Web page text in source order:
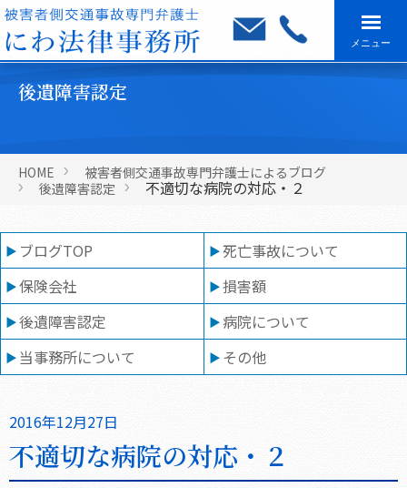
メニュー
後遺障害認定
HOME
被害者側交通事故専門弁護士によるブログ
後遺障害認定
不適切な病院の対応・２
ブログTOP
死亡事故について
保険会社
損害額
後遺障害認定
病院について
当事務所について
その他
2016年12月27日
不適切な病院の対応・２